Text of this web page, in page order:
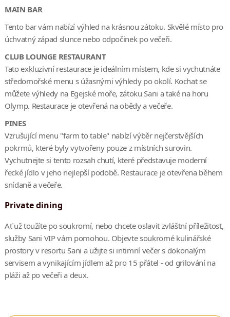
MAIN BAR
Tento bar vám nabízí výhled na krásnou zátoku. Skvělé místo pro
úchvatný západ slunce nebo odpočinek po večeři.
CLUB LOUNGE RESTAURANT
Tato exkluzivní restaurace je ideálním místem, kde si vychutnáte
středomořské menu s úžasnými výhledy po okolí. Kochat se
můžete výhledy na Egejské moře, zátoku Sani a také na horu
Olymp. Restaurace je otevřená na obědy a večeře.
PINES
Vzrušující menu "farm to table" nabízí výběr nejčerstvějších
pokrmů, které byly vytvořeny pouze z místních surovin.
Vychutnejte si tento rozsah chutí, které představuje moderní
řecké jídlo v jeho nejlepší podobě. Restaurace je otevřena během
snídaně a večeře.
Private dining
Ať už toužíte po soukromí, nebo chcete oslavit zvláštní příležitost,
služby Sani VIP vám pomohou. Objevte soukromé kulinářské
prostory v resortu Sani a užijte si intimní večer s dokonalým
servisem a vynikajícím jídlem až pro 15 přátel - od grilování na
pláži až po večeři a deux.